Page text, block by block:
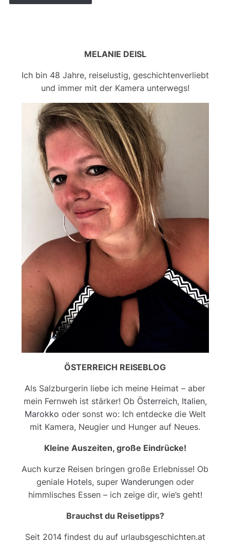
MELANIE DEISL
Ich bin 48 Jahre, reiselustig, geschichtenverliebt
und immer mit der Kamera unterwegs!
ÖSTERREICH REISEBLOG
Als Salzburgerin liebe ich meine Heimat – aber
mein Fernweh ist stärker! Ob Österreich, Italien,
Marokko oder sonst wo: Ich entdecke die Welt
mit Kamera, Neugier und Hunger auf Neues.
Kleine Auszeiten, große Eindrücke!
Auch kurze Reisen bringen große Erlebnisse! Ob
geniale Hotels, super Wanderungenoder
himmlisches Essen – ich zeige dir, wie’s geht!
Brauchst du Reisetipps?
Seit 2014 findest du auf urlaubsgeschichten.at